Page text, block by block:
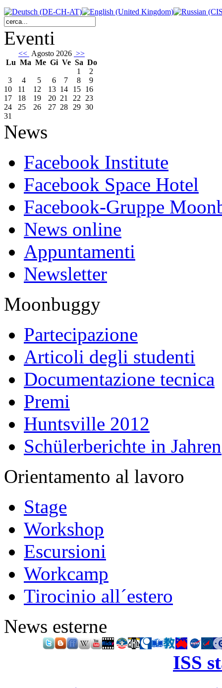
Eventi
<< Agosto 2026 >>
Lu Ma Me Gi Ve Sa Do
1
2
3
4 5 6 7 8
9
10
11 12 13 14 15 16
17
18 19 20 21 22 23
24
25 26 27 28 29 30
31
News
Facebook Institute
Facebook Space Hotel
Facebook-Gruppe
News online
Appuntamenti
Newsletter
Moonbuggy
Partecipazione
Articoli degli studenti
Documentazione tecnica
Premi
Huntsville 2012
Schülerberichte in Jahren
Orientamento al lavoro
Stage
Workshop
Escursioni
Workcamp
Tirocinio all´estero
News esterne
ISS